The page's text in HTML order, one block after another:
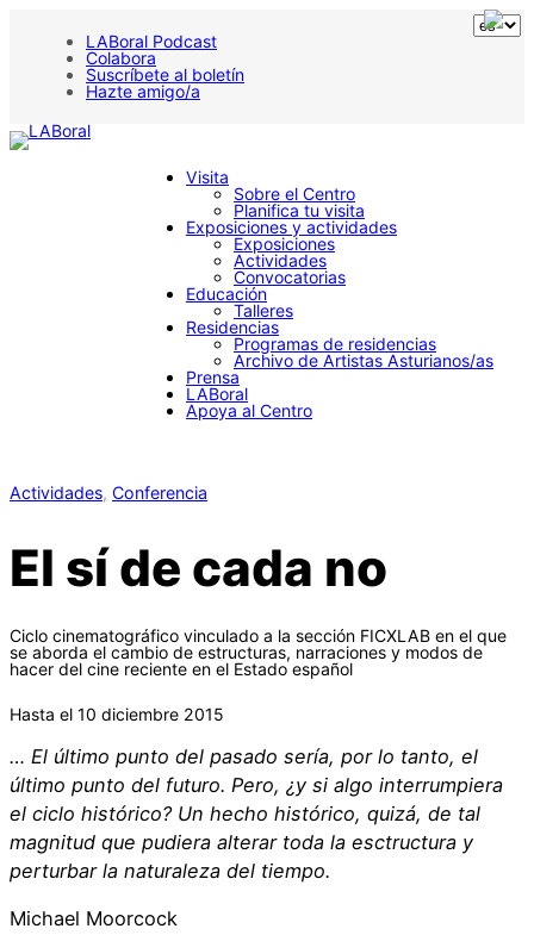
LABoral Podcast
Colabora
Suscríbete al boletín
Hazte amigo/a
Visita
Sobre el Centro
Planifica tu visita
Exposiciones y actividades
Exposiciones
Actividades
Convocatorias
Educación
Talleres
Residencias
Programas de residencias
Archivo de Artistas Asturianos/as
Prensa
LABoral
Apoya al Centro
Actividades, Conferencia
El sí de cada no
Ciclo cinematográfico vinculado a la sección FICXLAB en el que
se aborda el cambio de estructuras, narraciones y modos de
hacer del cine reciente en el Estado español
Hasta el 10 diciembre 2015
… El último punto del pasado sería, por lo tanto, el
último punto del futuro. Pero, ¿y si algo interrumpiera
el ciclo histórico? Un hecho histórico, quizá, de tal
magnitud que pudiera alterar toda la esctructura y
perturbar la naturaleza del tiempo.
Michael Moorcock